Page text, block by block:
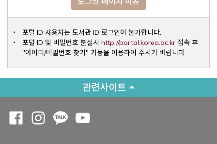
포털 ID 사용자는 도서관 ID 로그인이 불가합니다.
포털 ID 및 비밀번호 분실시 http://portal.korea.ac.krOpens a
접속 후
"아이디/비밀번호 찾기" 기능을 이용하여 주시기 바랍니다.
관련사이트
Opens a new window
Opens a new window
Opens a new window